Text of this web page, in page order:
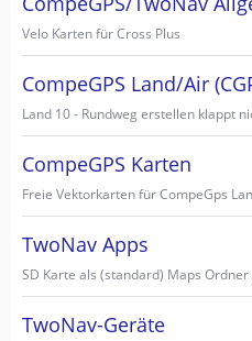
Velo Karten für Cross Plus
CompeGPS Land/Air
Land 10 - Rundweg erstellen klappt
CompeGPS Karten
Freie Vektorkarten für CompeGps
TwoNav Apps
TwoNav-Geräte